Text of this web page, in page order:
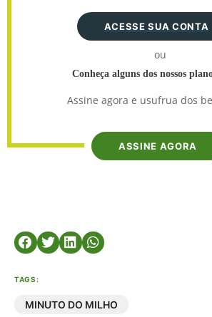
ACESSE SUA CONTA
ou
Conheça alguns dos nossos
Assine agora e usufrua dos
ASSINE AGORA
TAGS:
MINUTO DO MILHO